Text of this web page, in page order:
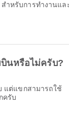
ำหรับการทำงานแล
นหรือไม่ครับ?
แต่แขกสามารถใช้
ครับ